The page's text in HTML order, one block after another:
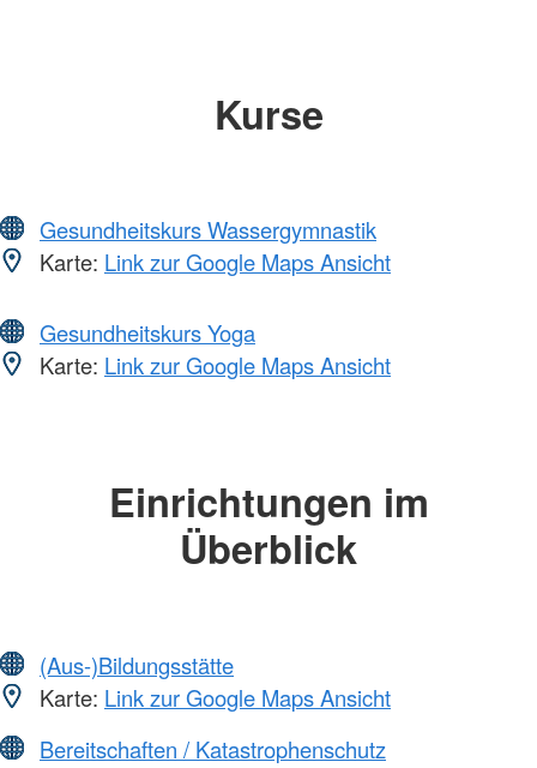
Kurse
Gesundheitskurs Wassergymnastik
Karte: Link zur Google Maps Ansicht
Gesundheitskurs Yoga
Karte: Link zur Google Maps Ansicht
Einrichtungen im
Überblick
(Aus-)Bildungsstätte
Karte: Link zur Google Maps Ansicht
Bereitschaften / Katastrophenschutz